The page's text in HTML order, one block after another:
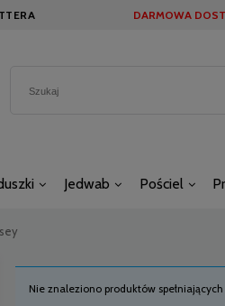
DARMOWA
Jedwab Pościel
Nie znaleziono produktów